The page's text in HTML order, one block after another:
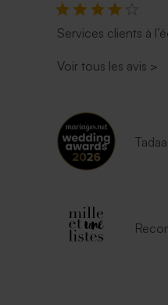
Services clients à
Voir tous les avis >